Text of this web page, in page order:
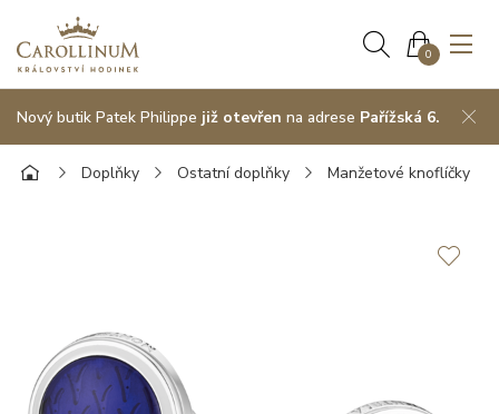
0
Nový butik Patek Philippe již otevřen na adrese Pařížská 6.
Doplňky Ostatní doplňky Manžetové knoflíčky